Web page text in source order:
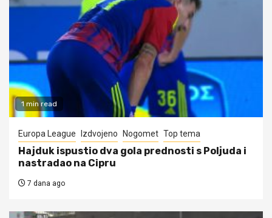
1 min read
Europa League Izdvojeno Nogomet Top tema
Hajduk ispustio dva gola prednosti s Poljuda i
nastradao na Cipru
7 dana ago